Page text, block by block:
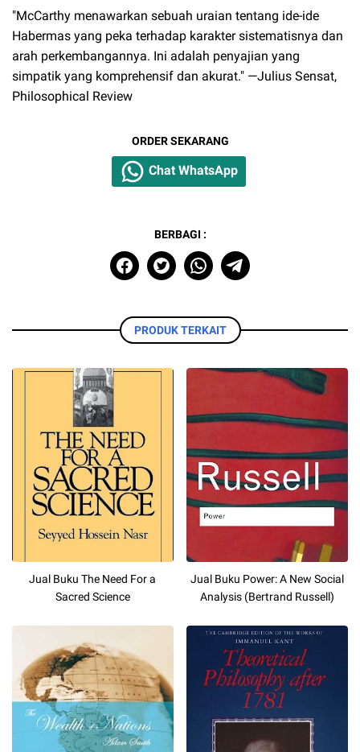
"McCarthy menawarkan sebuah uraian tentang ide-ide
Habermas yang peka terhadap karakter sistematisnya dan
arah perkembangannya. Ini adalah penyajian yang
simpatik yang komprehensif dan akurat." —Julius Sensat,
Philosophical Review
ORDER SEKARANG
Chat WhatsApp
BERBAGI :
PRODUK TERKAIT
Jual Buku The Need For a
Sacred Science
Jual Buku Power: A New Social
Analysis (Bertrand Russell)